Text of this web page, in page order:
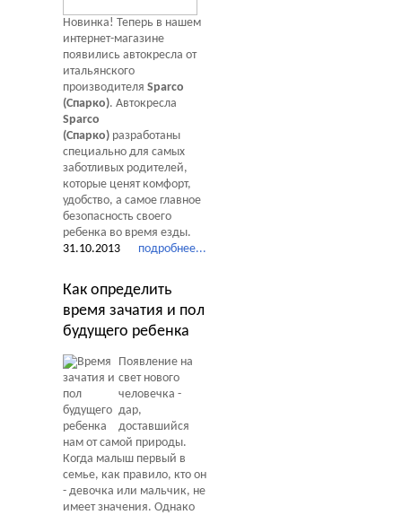
Новинка! Теперь в нашем
интернет-магазине
появились автокресла от
итальянского
производителя Sparco
(Спарко). Автокресла
Sparco
(Спарко) разработаны
специально для самых
заботливых родителей,
которые ценят комфорт,
удобство, а самое главное
безопасность своего
ребенка во время езды.
подробнее...
31.10.2013
Как определить
время зачатия и пол
будущего ребенка
Появление на
свет нового
человечка -
дар,
доставшийся
нам от самой природы.
Когда малыш первый в
семье, как правило, кто он
- девочка или мальчик, не
имеет значения. Однако